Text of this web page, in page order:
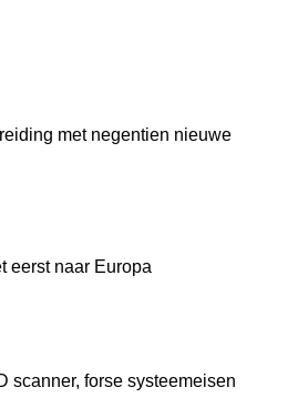
met negentien nieuwe
eerst naar Europa
scanner, forse systeemeisen